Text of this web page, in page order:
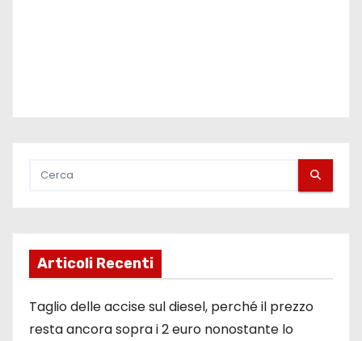
Articoli Recenti
Taglio delle accise sul diesel, perché il prezzo
resta ancora sopra i 2 euro nonostante lo